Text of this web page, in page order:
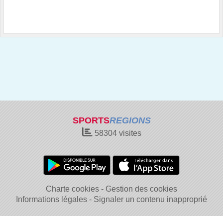
SPORTSREGIONS
58304visites
Charte cookies
Gestion des cookies
Informations légales
Signaler un contenu inapproprié